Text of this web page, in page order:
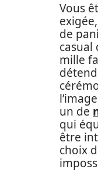
Vous
de
casual
mille
un de
qui
être
choix